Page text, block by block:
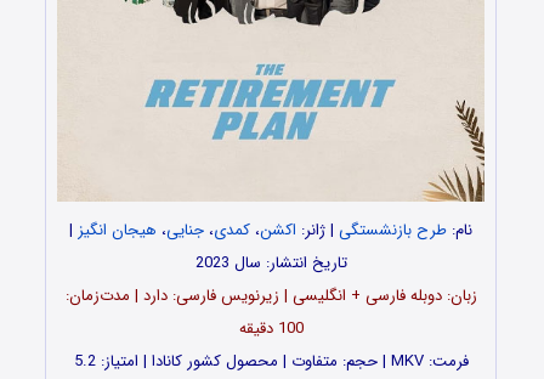
نام: طرح بازنشستگی | ژانر: اکشن، کمدی، جنایی، هیجان انگیز |
تاریخ انتشار: سال 2023
زبان: دوبله فارسی + انگلیسی | زیرنویس فارسی: دارد | مدت‌زمان:
100 دقیقه
فرمت: MKV | حجم: متفاوت | محصول کشور کانادا | امتیاز: 5.2